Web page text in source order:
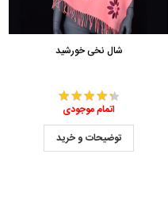
شال نخی خورشید
اتمام موجودی
توضیحات و خرید